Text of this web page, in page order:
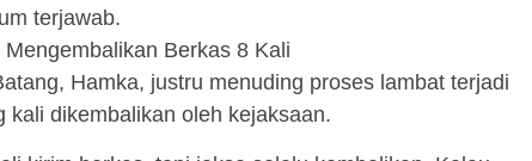
terjawab.
Berkas 8 Kali
Hamka, justru menuding proses lambat terjadi
kali dikembalikan oleh kejaksaan.